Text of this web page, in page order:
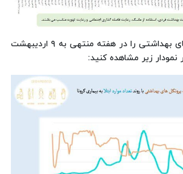
روند رعایت پروتکل‌های بهداشتی را در هفته منتهی به ۹ اردیبهشت